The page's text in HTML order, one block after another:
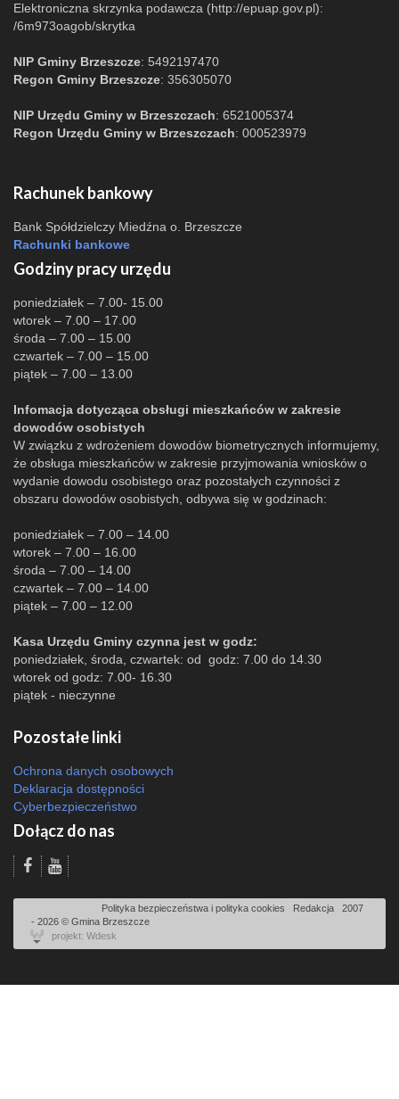
Elektroniczna skrzynka podawcza (http://epuap.gov.pl):
/6m973oagob/skrytka
NIP Gminy Brzeszcze: 5492197470
Regon Gminy Brzeszcze: 356305070
NIP Urzędu Gminy w Brzeszczach: 6521005374
Regon Urzędu Gminy w Brzeszczach: 000523979
Rachunek bankowy
Bank Spółdzielczy Miedźna o. Brzeszcze
Rachunki bankowe
Godziny pracy urzędu
poniedziałek – 7.00- 15.00
wtorek – 7.00 – 17.00
środa – 7.00 – 15.00
czwartek – 7.00 – 15.00
piątek – 7.00 – 13.00
Infomacja dotycząca obsługi mieszkańców w zakresie
dowodów osobistych
W związku z wdrożeniem dowodów biometrycznych informujemy,
że obsługa mieszkańców w zakresie przyjmowania wniosków o
wydanie dowodu osobistego oraz pozostałych czynności z
obszaru dowodów osobistych, odbywa się w godzinach:
poniedziałek – 7.00 – 14.00
wtorek – 7.00 – 16.00
środa – 7.00 – 14.00
czwartek – 7.00 – 14.00
piątek – 7.00 – 12.00
Kasa Urzędu Gminy czynna jest w godz:
poniedziałek, środa, czwartek: od godz: 7.00 do 14.30
wtorek od godz: 7.00- 16.30
piątek - nieczynne
Pozostałe linki
Ochrona danych osobowych
Deklaracja dostępności
Cyberbezpieczeństwo
Dołącz do nas
Polityka bezpieczeństwa i polityka cookies Redakcja
2007
- 2026 © Gmina Brzeszcze
projekt: Wdesk